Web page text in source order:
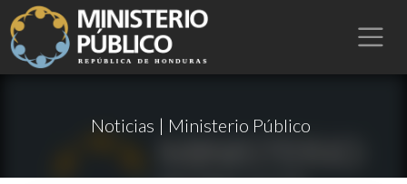
Noticias | Ministerio Público